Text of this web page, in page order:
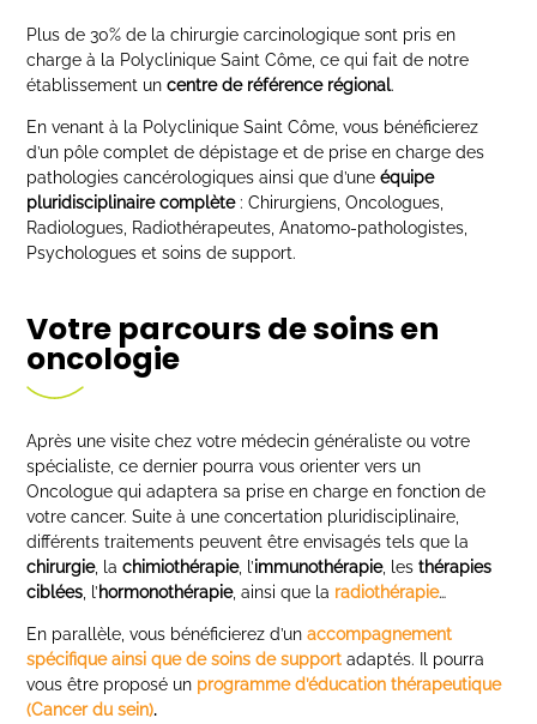
Plus de 30% de la chirurgie carcinologique sont pris en
charge à la Polyclinique Saint Côme, ce qui fait de notre
établissement uncentre de référence régional.
En venant à la Polyclinique Saint Côme, vous bénéficierez
d’un pôle complet de dépistage et de prise en charge des
pathologies cancérologiques ainsi que d’uneéquipe
pluridisciplinaire complète: Chirurgiens, Oncologues,
Radiologues, Radiothérapeutes, Anatomo-pathologistes,
Psychologues et soins de support.
Votre parcours de soins en
oncologie
Après une visite chez votre médecin généraliste ou votre
spécialiste, ce dernier pourra vous orienter vers un
Oncologue qui adaptera sa prise en charge en fonction de
votre cancer. Suite à une concertation pluridisciplinaire,
différents traitements peuvent être envisagés tels que la
chirurgie, lachimiothérapie, l’immunothérapie, lesthérapies
ciblées , l’hormonothérapie, ainsi que la radiothérapie…
En parallèle, vous bénéficierez d’unaccompagnement
spécifique ainsi que de soins de support adaptés. Il pourra
vous être proposé un programme d’éducation thérapeutique
(Cancer du sein).